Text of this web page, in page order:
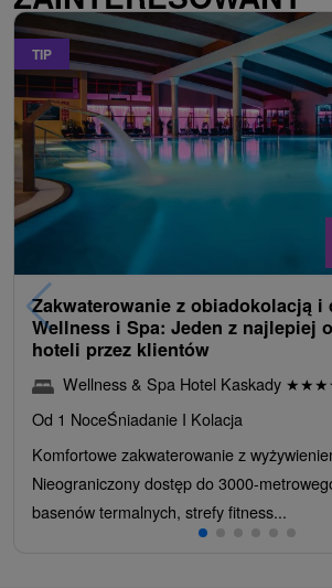
TIP
Zakwaterowanie z obiadokolacją i
Wellness i Spa: Jeden z najlepiej
hoteli przez klientów
Wellness & Spa Hotel Kaskady ★★★
Od 1 NoceŚniadanie I Kolacja
Komfortowe zakwaterowanie z
Nieograniczony dostęp do 3000-
basenów termalnych, strefy fitness...